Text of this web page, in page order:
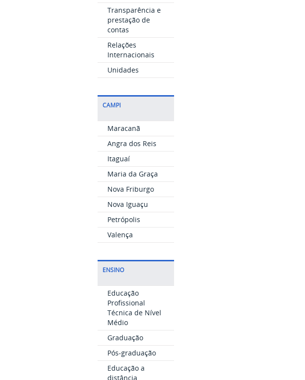
Transparência e
prestação de
contas
Relações
Internacionais
Unidades
CAMPI
Maracanã
Angra dos Reis
Itaguaí
Maria da Graça
Nova Friburgo
Nova Iguaçu
Petrópolis
Valença
ENSINO
Educação
Profissional
Técnica de Nível
Médio
Graduação
Pós-graduação
Educação a
distância